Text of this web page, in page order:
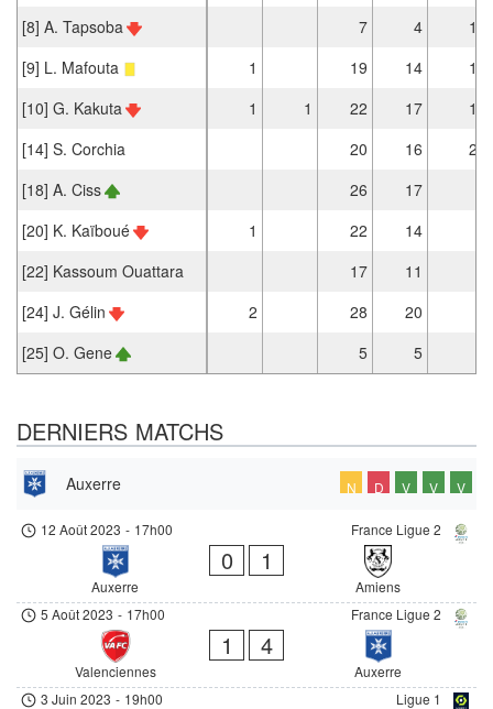
[8] A. Tapsoba 7 4
1
[9] L. Mafouta
1 19 14
1
[10] G. Kakuta
1 1 22 17
1
[14] S. Corchia
20 16
2
[18] A. Ciss
26
17
[20] K. Kaïboué
1 22
14
[22] Kassoum Ouattara
17
11
[24] J. Gélin
2 28
20
[25] O. Gene
5 5
DERNIERS MATCHS
Auxerre N D V V V
France Ligue 2
12 Août 2023 - 17h00
Auxerre
0 1
Amiens
France Ligue 2
5 Août 2023 - 17h00
Valenciennes
1 4
Auxerre
Ligue 1
3 Juin 2023 - 19h00